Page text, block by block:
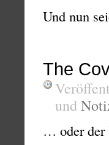
Und nun
The
und
… oder der